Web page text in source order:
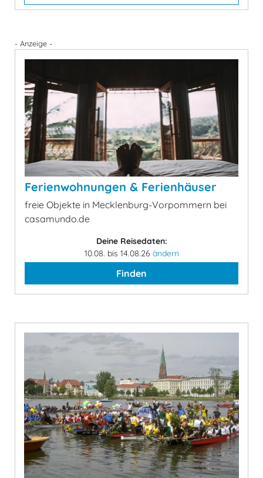
- Anzeige -
Ferienwohnungen & Ferienhäuser
freie Objekte in Mecklenburg-Vorpommern bei
casamundo.de
Deine Reisedaten:
10.08. bis 14.08.26 ändern
Finden